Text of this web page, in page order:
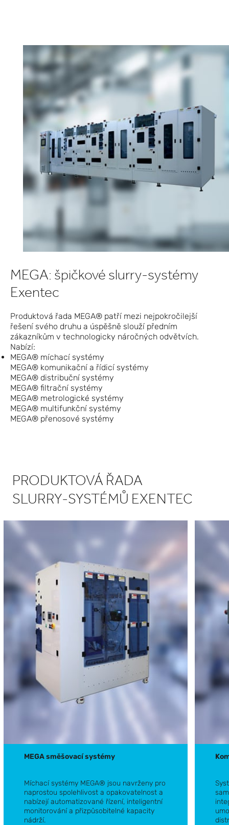
MEGA: špičkové slurry‑systémy
Exentec
Produktová řada MEGA® patří mezi nejpokročilejší
řešení svého druhu a úspěšně slouží předním
zákazníkům v technologicky náročných odvětvích.
Nabízí:
MEGA® míchací systémy
MEGA® komunikační a řídicí systémy
MEGA® distribuční systémy
MEGA® filtrační systémy
MEGA® metrologické systémy
MEGA® multifunkční systémy
MEGA® přenosové systémy
PRODUKTOVÁ ŘADA
SLURRY‑SYSTÉMŮ EXENTEC
MEGA směšovací systémy
MEGA směšovací systémy
Míchací systémy MEGA® jsou navrženy pro
naprostou spolehlivost a opakovatelnost a
nabízejí automatizované řízení, inteligentní
monitorování a přizpůsobitelné kapacity
nádrží.